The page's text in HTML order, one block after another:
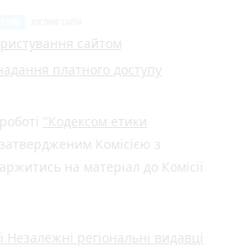
сайтом
платного доступу
"Кодексом етики
Комісією з
на матеріал до Комісії
Незалежні регіональні видавці